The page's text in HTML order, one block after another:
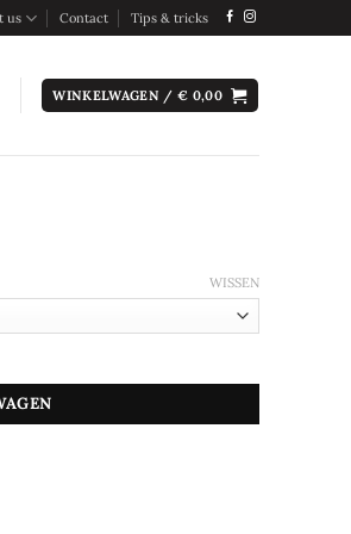
us Contact Tips & tricks
WINKELWAGEN / € 0,00
WISSEN